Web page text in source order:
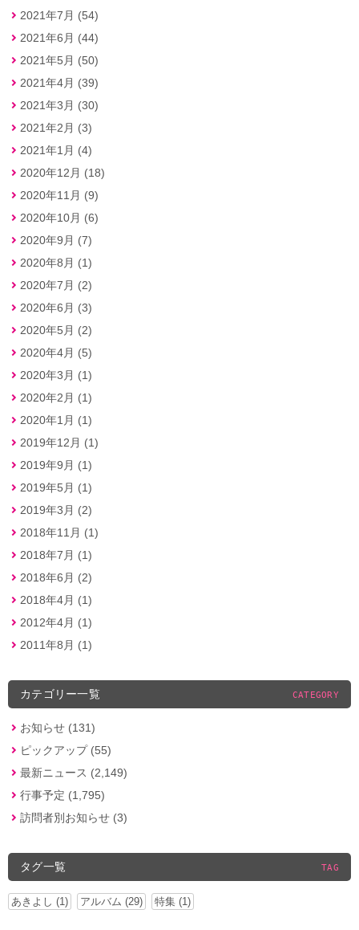
2021年7月 (54)
2021年6月 (44)
2021年5月 (50)
2021年4月 (39)
2021年3月 (30)
2021年2月 (3)
2021年1月 (4)
2020年12月 (18)
2020年11月 (9)
2020年10月 (6)
2020年9月 (7)
2020年8月 (1)
2020年7月 (2)
2020年6月 (3)
2020年5月 (2)
2020年4月 (5)
2020年3月 (1)
2020年2月 (1)
2020年1月 (1)
2019年12月 (1)
2019年9月 (1)
2019年5月 (1)
2019年3月 (2)
2018年11月 (1)
2018年7月 (1)
2018年6月 (2)
2018年4月 (1)
2012年4月 (1)
2011年8月 (1)
カテゴリー一覧 CATEGORY
お知らせ (131)
ピックアップ (55)
最新ニュース (2,149)
行事予定 (1,795)
訪問者別お知らせ (3)
タグ一覧 TAG
あきよし (1) アルバム (29) 特集 (1)